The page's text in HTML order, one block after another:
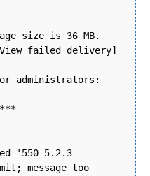
size is 36 MB.
failed delivery]
administrators:
'550 5.2.3
message too